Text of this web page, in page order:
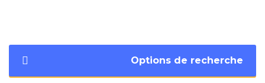
Options de recherche